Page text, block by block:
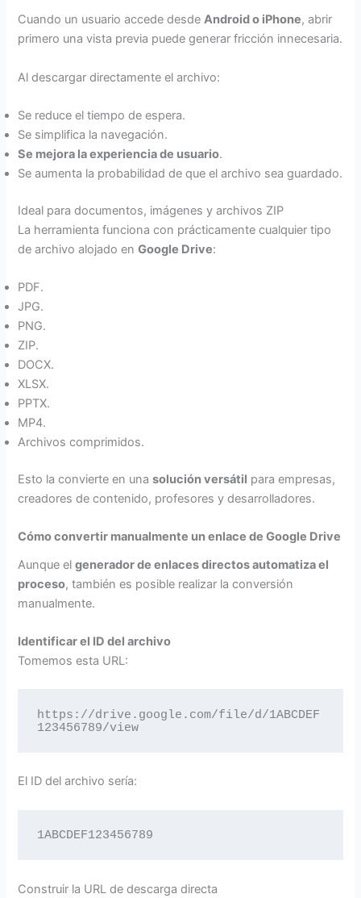
Cuando un usuario accede desdeAndroid o iPhone, abrir
primero una vista previa puede generar fricción innecesaria.
Al descargar directamente el archivo:
Se reduce el tiempo de espera.
Se simplifica la navegación.
Se mejora la experiencia de usuario.
Se aumenta la probabilidad de que el archivo sea guardado.
Ideal para documentos, imágenes y archivos ZIP
La herramienta funciona con prácticamente cualquier tipo
de archivo alojado enGoogle Drive:
PDF.
JPG.
PNG.
ZIP.
DOCX.
XLSX.
PPTX.
MP4.
Archivos comprimidos.
Esto la convierte en unasolución versátil para empresas,
creadores de contenido, profesores y desarrolladores.
Cómo convertir manualmente un enlace de Google Drive
Aunque elgenerador de enlaces directos automatiza el
proceso, también es posible realizar la conversión
manualmente.
Identificar el ID del archivo
Tomemos esta URL:
https://drive.google.com/file/d/1ABCDEF
123456789/view
El ID del archivo sería:
1ABCDEF123456789
Construir la URL de descarga directa